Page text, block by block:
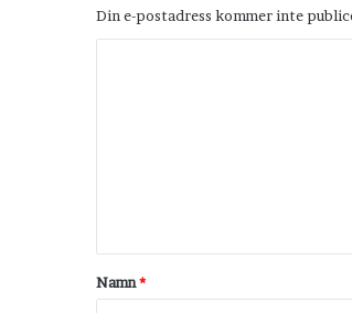
Din e-postadress kommer inte
t
a
Namn*